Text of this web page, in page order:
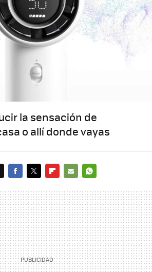
la sensación de
o allí donde vayas
MAIL